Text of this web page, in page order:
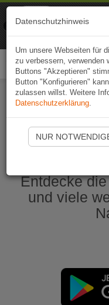
Entdecke
und viele
Datenschutzhinweis
Um unsere Webseiten für
zu verbessern, verwenden
Buttons "Akzeptieren"
Button "Konfigurieren"
zulassen willst. Weitere
Datenschutzerklärung.
NUR
Naviki